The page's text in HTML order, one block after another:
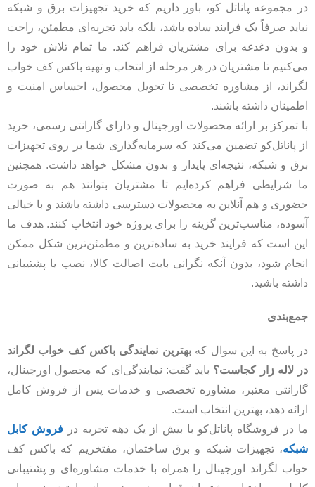
در مجموعه پاناتل کو، باور داریم که خرید تجهیزات برق و شبکه
نباید صرفاً یک فرایند ساده باشد، بلکه باید تجربه‌ای مطمئن، راحت
و بدون دغدغه برای مشتریان فراهم کند. ما تمام تلاش خود را
می‌کنیم تا مشتریان در هر مرحله از انتخاب و تهیه باکس کف خواب
لگراند، از مشاوره تخصصی تا تحویل محصول، احساس امنیت و
اطمینان داشته باشند.
با تمرکز بر ارائه محصولات اورجینال و دارای گارانتی رسمی، خرید
از پاناتل‌کو تضمین می‌کند که سرمایه‌گذاری شما بر روی تجهیزات
برق و شبکه، نتیجه‌ای پایدار و بدون مشکل خواهد داشت. همچنین
ما شرایطی فراهم کرده‌ایم تا مشتریان بتوانند هم به صورت
حضوری و هم آنلاین به محصولات دسترسی داشته باشند و با خیالی
آسوده، مناسب‌ترین گزینه را برای پروژه خود انتخاب کنند. هدف ما
این است که فرایند خرید به ساده‌ترین و مطمئن‌ترین شکل ممکن
انجام شود، بدون آنکه نگرانی بابت اصالت کالا، نصب یا پشتیبانی
داشته باشید.
جمع‌بندی
در پاسخ به این سوال کهبهترین نمایندگی باکس کف خواب لگراند
در لاله زار کجاست؟ باید گفت: نمایندگی‌ای که محصول اورجینال،
گارانتی معتبر، مشاوره تخصصی و خدمات پس از فروش کامل
ارائه دهد، بهترین انتخاب است.
ما در فروشگاه پاناتل‌کو با بیش از یک دهه تجربه در فروش کابل
شبکه، تجهیزات شبکه و برق ساختمان، مفتخریم که باکس کف
خواب لگراند اورجینال را همراه با خدمات مشاوره‌ای و پشتیبانی